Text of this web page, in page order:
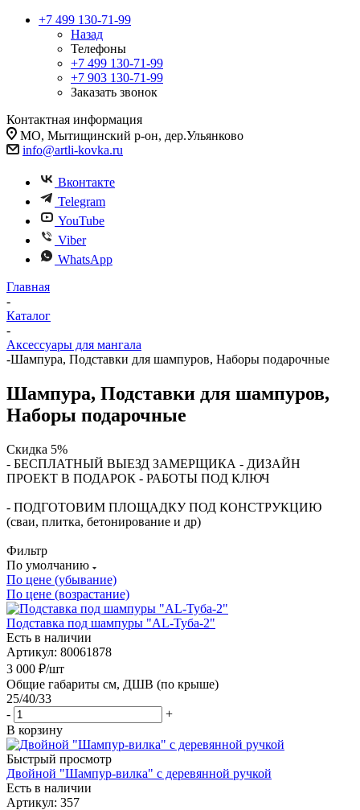
+7 499 130-71-99
Назад
Телефоны
+7 499 130-71-99
+7 903 130-71-99
Заказать звонок
Контактная информация
МО, Мытищинский р-он, дер.Ульянково
info@artli-kovka.ru
Вконтакте
Telegram
YouTube
Viber
WhatsApp
Главная
-
Каталог
-
Аксессуары для мангала
-Шампура, Подставки для шампуров, Наборы подарочные
Шампура, Подставки для шампуров,
Наборы подарочные
Скидка 5%
- БЕСПЛАТНЫЙ ВЫЕЗД ЗАМЕРЩИКА - ДИЗАЙН
ПРОЕКТ В ПОДАРОК - РАБОТЫ ПОД КЛЮЧ
- ПОДГОТОВИМ ПЛОЩАДКУ ПОД КОНСТРУКЦИЮ
(сваи, плитка, бетонирование и др)
Фильтр
По умолчанию
По цене (убывание)
По цене (возрастание)
Подставка под шампуры "AL-Туба-2"
Есть в наличии
Артикул: 80061878
3 000 ₽/шт
Общие габариты см, ДШВ (по крыше)
25/40/33
-
+
В корзину
Быстрый просмотр
Двойной "Шампур-вилка" с деревянной ручкой
Есть в наличии
Артикул: 357